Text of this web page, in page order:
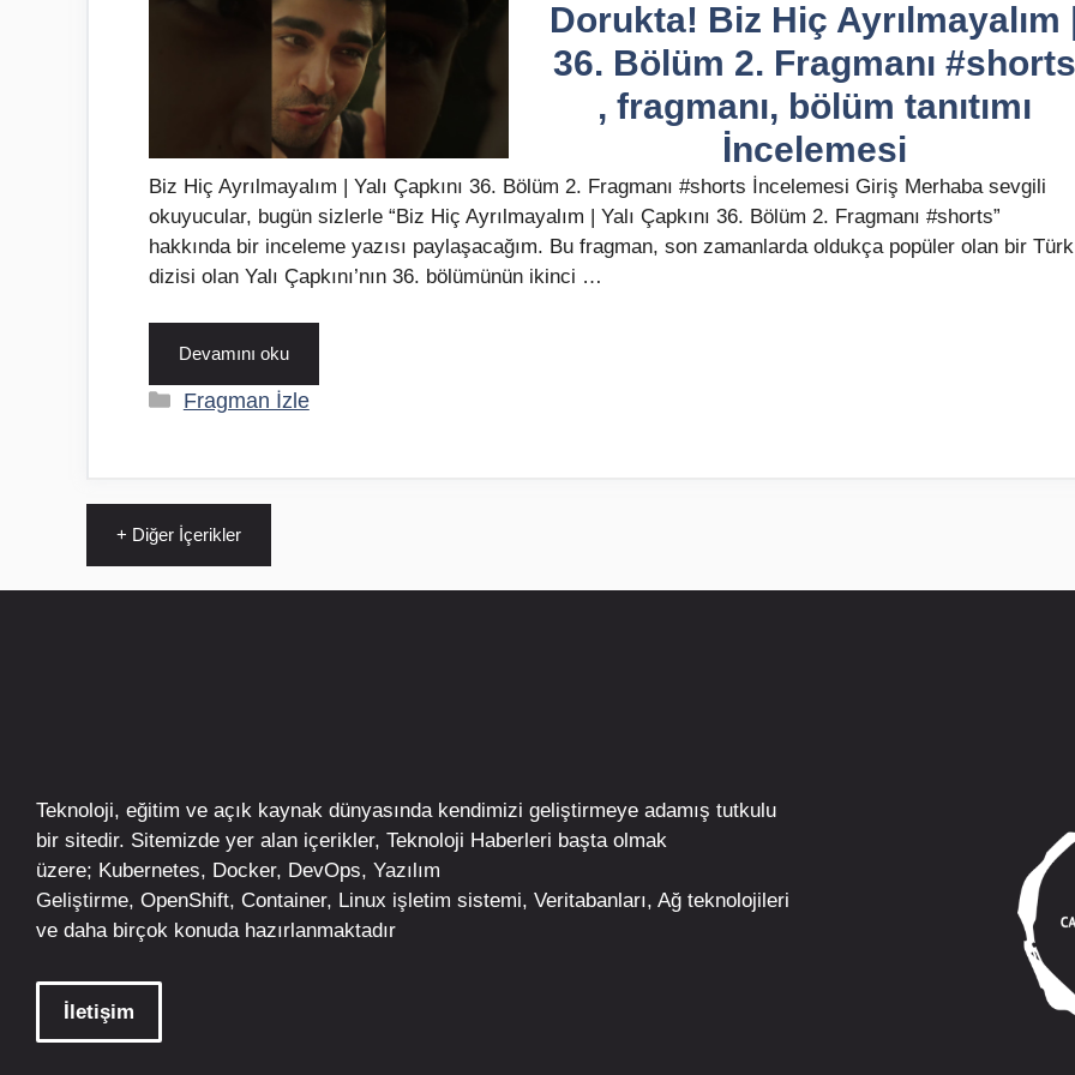
Dorukta! Biz Hiç Ayrılmayalım
36. Bölüm 2. Fragmanı #shorts
, fragmanı, bölüm tanıtımı
İncelemesi
Biz Hiç Ayrılmayalım | Yalı Çapkını 36. Bölüm 2. Fragmanı #shorts İncelemesi Giriş Merhaba sevgili
okuyucular, bugün sizlerle “Biz Hiç Ayrılmayalım | Yalı Çapkını 36. Bölüm 2. Fragmanı #shorts”
hakkında bir inceleme yazısı paylaşacağım. Bu fragman, son zamanlarda oldukça popüler olan bir Türk
dizisi olan Yalı Çapkını’nın 36. bölümünün ikinci …
Devamını oku
Kategoriler
Fragman İzle
+ Diğer İçerikler
Teknoloji, eğitim ve açık kaynak dünyasında kendimizi geliştirmeye adamış tutkulu
bir sitedir. Sitemizde yer alan içerikler, Teknoloji Haberleri başta olmak
üzere; Kubernetes, Docker, DevOps, Yazılım
Geliştirme, OpenShift, Container, Linux işletim sistemi, Veritabanları, Ağ teknolojileri
ve daha birçok konuda hazırlanmaktadır
İletişim